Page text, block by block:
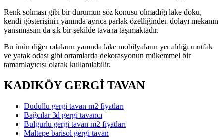
Renk solması gibi bir durumun söz konusu olmadığı lake doku,
kendi gösterişinin yanında ayrıca parlak özelliğinden dolayı mekanın
yansımasını da şık bir şekilde tavana taşımaktadır.
Bu ürün diğer odaların yanında lake mobilyaların yer aldığı mutfak
ve yatak odası gibi ortamlarda dekorasyonun mükemmel bir
tamamlayıcısı olarak kullanılabilir.
KADIKÖY GERGİ TAVAN
Dudullu gergi tavan m2 fiyatları
Bağcılar 3d gergi tavancı
Bulgurlu gergi tavan m2 fiyatları
Maltepe barisol gergi tavan